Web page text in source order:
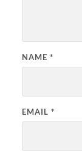
NAME *
EMAIL *